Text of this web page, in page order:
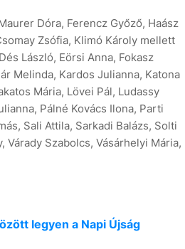
Dóra, Ferencz Győző, Haász
Zsófia, Klimó Károly mellett
László, Eörsi Anna, Fokasz
Melinda, Kardos Julianna, Katona
Mária, Lövei Pál, Ludassy
Pálné Kovács Ilona, Parti
Sali Attila, Sarkadi Balázs, Solti
Szabolcs, Vásárhelyi Mária,
legyen a Napi Újság